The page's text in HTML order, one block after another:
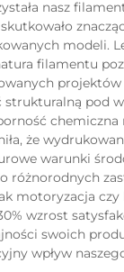
nasz
modeli.
filamentu
projektów
pod
chemiczna
że
warunki
różnorodnych
motoryzacja
wzrost
swoich
wpływ